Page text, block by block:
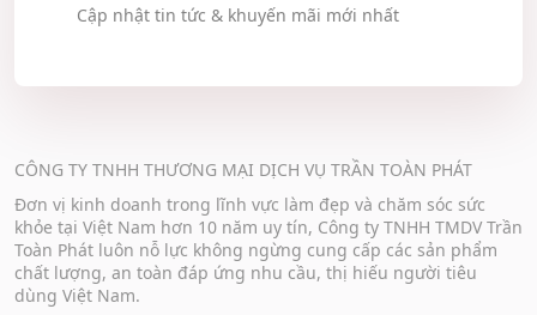
Cập nhật tin tức & khuyến mãi mới nhất
CÔNG TY TNHH THƯƠNG MẠI DỊCH VỤ TRẦN TOÀN PHÁT
Đơn vị kinh doanh trong lĩnh vực làm đẹp và chăm sóc sức
khỏe tại Việt Nam hơn 10 năm uy tín, Công ty TNHH TMDV Trần
Toàn Phát luôn nỗ lực không ngừng cung cấp các sản phẩm
chất lượng, an toàn đáp ứng nhu cầu, thị hiếu người tiêu
dùng Việt Nam.